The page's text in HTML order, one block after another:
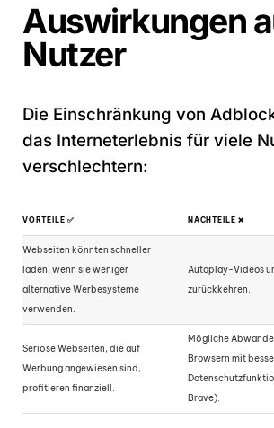
Auswirkungen
Nutzer
Die Einschränkung von
das Interneterlebnis für viele
verschlechtern:
VORTEILE ✅ NACHTEILE ❌
Webseiten könnten schneller
laden, wenn sie weniger
alternative Werbesysteme
verwenden.
Autoplay-Videos
zurückkehren.
Seriöse Webseiten, die auf
Werbung angewiesen sind,
profitieren finanziell.
Mögliche
Browsern mit
Brave).